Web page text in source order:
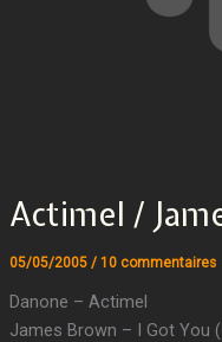
Actimel /
05/05/2005 / 10 commentaires
Danone – Actimel
James Brown – I Got You